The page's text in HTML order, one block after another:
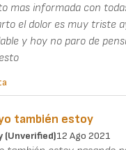
mas informada con
el dolor es muy triste
y hoy no paro de
también estoy
(unverified)12 Ago 2021